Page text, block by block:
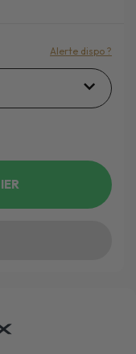
Alerte dispo ?